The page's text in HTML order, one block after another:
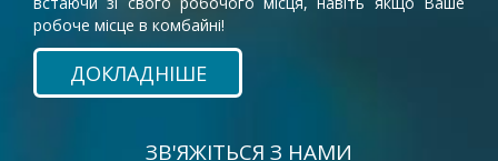
робоче місце в комбайні!
ДОКЛАДНІШЕ
ЗВ'ЯЖІТЬСЯ З НАМИ